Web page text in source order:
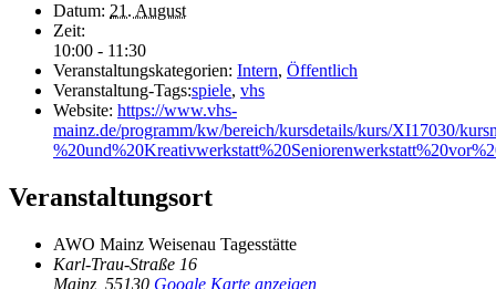
Datum: 21. August
Zeit:
10:00 - 11:30
Veranstaltungskategorien: Intern, Öffentlich
Veranstaltung-Tags:spiele, vhs
Website: https://www.vhs-
mainz.de/programm/kw/bereich/kursdetails/kurs/XI17030/
Veranstaltungsort
AWO Mainz Weisenau Tagesstätte
Karl-Trau-Straße 16
Mainz 55130 Google Karte anzeigen